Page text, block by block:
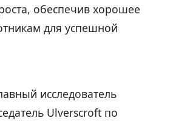
обеспечив хорошее
для успешной
исследователь
Ulverscroft по